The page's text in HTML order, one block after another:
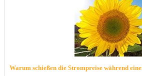
Warum schießen die Strompreise während